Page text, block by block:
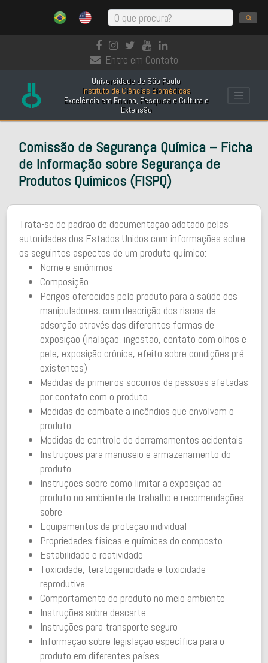
Entre em Contato
Universidade de São Paulo
Instituto de Ciências Biomédicas
Excelência em Ensino, Pesquisa e Cultura e
Extensão
Comissão de Segurança Química – Ficha
de Informação sobre Segurança de
Produtos Químicos (FISPQ)
Trata-se de padrão de documentação adotado pelas
autoridades dos Estados Unidos com informações sobre
os seguintes aspectos de um produto químico:
Nome e sinônimos
Composição
Perigos oferecidos pelo produto para a saúde dos
manipuladores, com descrição dos riscos de
adsorção através das diferentes formas de
exposição (inalação, ingestão, contato com olhos e
pele, exposição crônica, efeito sobre condições pré-
existentes)
Medidas de primeiros socorros de pessoas afetadas
por contato com o produto
Medidas de combate a incêndios que envolvam o
produto
Medidas de controle de derramamentos acidentais
Instruções para manuseio e armazenamento do
produto
Instruções sobre como limitar a exposição ao
produto no ambiente de trabalho e recomendações
sobre
Equipamentos de proteção individual
Propriedades físicas e químicas do composto
Estabilidade e reatividade
Toxicidade, teratogenicidade e toxicidade
reprodutiva
Comportamento do produto no meio ambiente
Instruções sobre descarte
Instruções para transporte seguro
Informação sobre legislação específica para o
produto em diferentes países